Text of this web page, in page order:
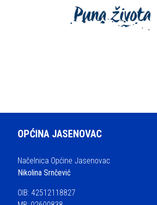
OPĆINA JASENOVAC
Načelnica Općine Jasenovac
Nikolina Srnčević
OIB: 42512118827